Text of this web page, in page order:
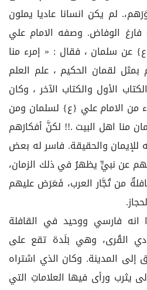
لم يكن انسانا عاديا يملون
فارغ الوفاض. وصفه الامام علي
عن سلمان ، فقال : « إمرء منا
بمثل لقمان الحكيم ، علم العلم
الأول والكتاب الآخر ، وكان
من الامام علي {ع} لسلمان ومن
منا اهل البيت .!! لكنَّ أفكارَهم
والحقيقة. فاسر له بعض
عن نبيٍّ يظهرُ في ذلك الزمان،
من تُجَّار العرب، فَعَرَض عليهم
انه فارسي ووحيد في القافلة
القُرى، وهي بَلَدة تقع على
إلى المدينة. وكان الذي اشتراه
يثرب ورأى فيها العلاماتِ التي